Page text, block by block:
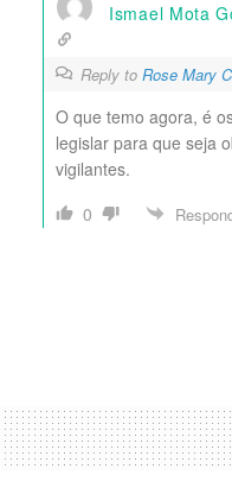
Ismael Mota
Reply to Rose Mary
O que temo agora, é
legislar para que seja
vigilantes.
0